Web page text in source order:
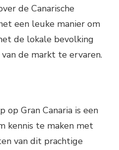
de Canarische
een leuke manier om
de lokale bevolking
de markt te ervaren.
op Gran Canaria is een
kennis te maken met
van dit prachtige